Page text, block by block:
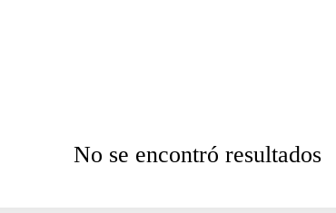
No se encontró resultados